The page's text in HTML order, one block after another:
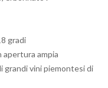
gradi
apertura ampia
grandi vini piemontesi di